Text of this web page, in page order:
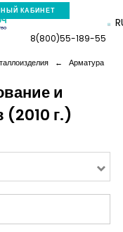
КАБИНЕТ
8(800)55-189-55
← Арматура
и
(2010 г.)